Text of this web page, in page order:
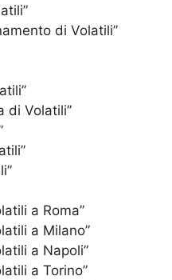
di Volatili”
di Volatili”
a Roma”
a Milano”
a Napoli”
a Torino”